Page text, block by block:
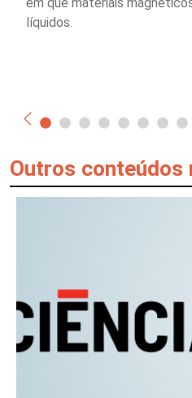
líquidos.
Outros conteúdos